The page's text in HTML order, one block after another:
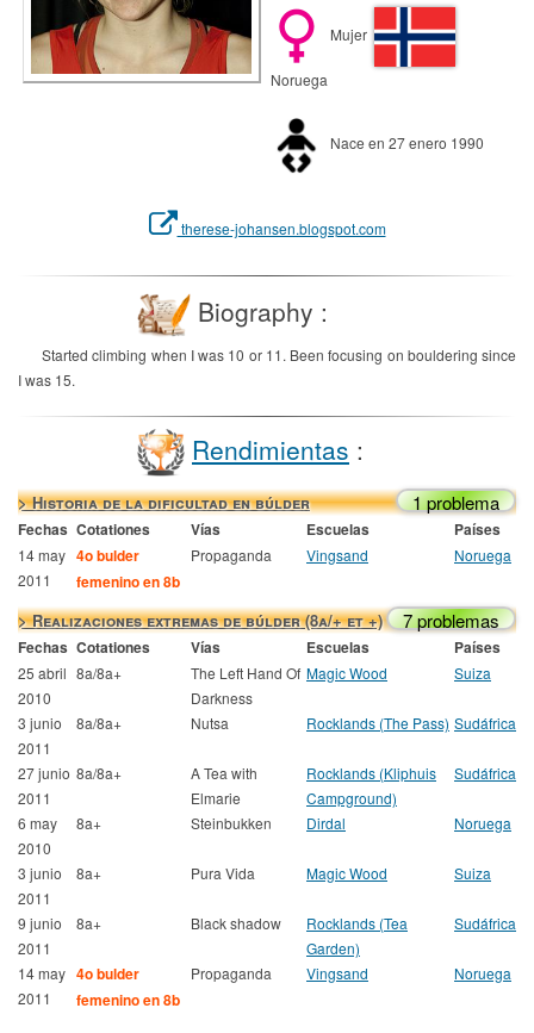
Mujer
Noruega
Nace en 27 enero 1990
therese-johansen.blogspot.com
Biography :
Started climbing when I was 10 or 11. Been focusing on bouldering since
I was 15.
Rendimientas :
> Historia de la dificultad en búlder 1 problema
Fechas Cotationes Vías Escuelas Países
14 may
2011
4o bulder
femenino en 8b
Propaganda Vingsand Noruega
> Realizaciones extremas de búlder (8a/+ et +) 7 problemas
Fechas Cotationes Vías Escuelas Países
25 abril
2010
8a/8a+
The Left Hand Of
Darkness
Magic Wood Suiza
3 junio
2011
8a/8a+ Nutsa Rocklands (The Pass) Sudáfrica
27 junio
2011
8a/8a+
A Tea with
Elmarie
Rocklands (Kliphuis
Campground)
Sudáfrica
6 may
2010
8a+ Steinbukken Dirdal Noruega
3 junio
2011
8a+ Pura Vida Magic Wood Suiza
9 junio
2011
8a+ Black shadow
Rocklands (Tea
Garden)
Sudáfrica
14 may
2011
4o bulder
femenino en 8b
Propaganda Vingsand Noruega